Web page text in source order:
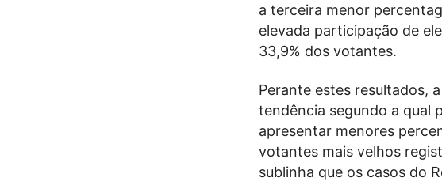
a terceira menor
elevada participação de
33,9% dos votantes.
Perante estes resultados,
tendência segundo a qual
apresentar menores
votantes mais velhos
sublinha que os casos do